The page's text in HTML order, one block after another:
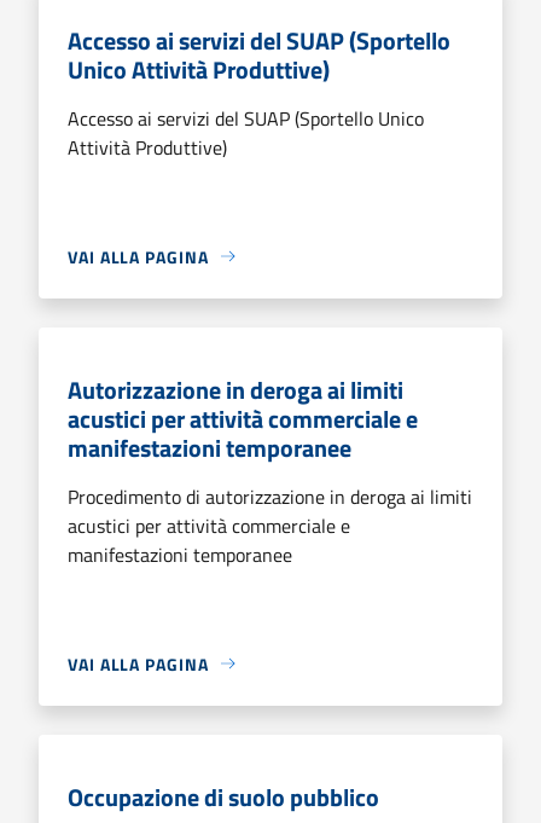
Accesso ai servizi del SUAP (Sportello
Unico Attività Produttive)
Accesso ai servizi del SUAP (Sportello Unico
Attività Produttive)
VAI ALLA PAGINA
Autorizzazione in deroga ai limiti
acustici per attività commerciale e
manifestazioni temporanee
Procedimento di autorizzazione in deroga ai limiti
acustici per attività commerciale e
manifestazioni temporanee
VAI ALLA PAGINA
Occupazione di suolo pubblico